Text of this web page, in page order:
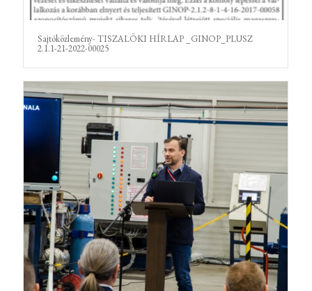
Sajtóközlemény- TISZALÖKI HÍRLAP _GINOP_PLUSZ
2.1.1-21-2022-00025